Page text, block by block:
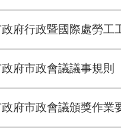
府行政暨國際處勞工
府市政會議議事規則
府市政會議頒獎作業